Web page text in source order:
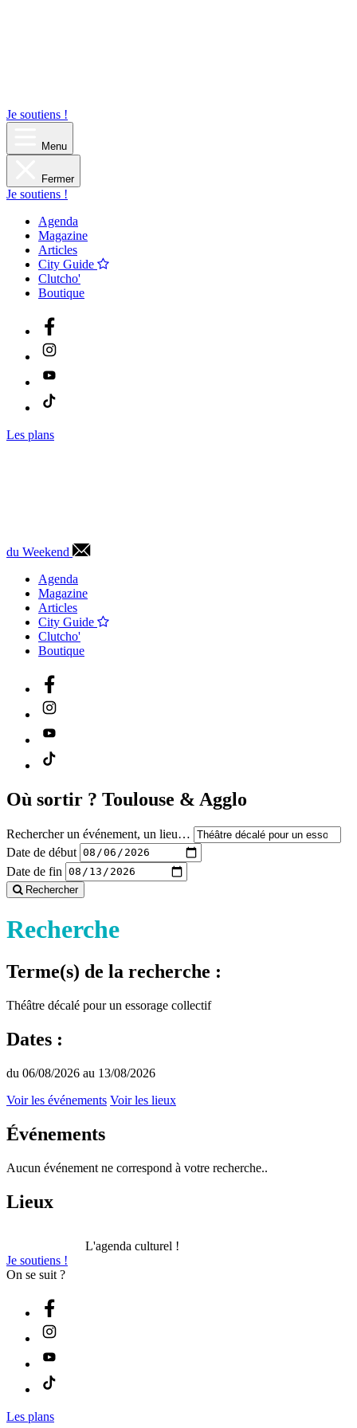
Je soutiens !
Menu
Fermer
Je soutiens !
Agenda
Magazine
Articles
City Guide
Clutcho'
Boutique
Les plans
du Weekend
Agenda
Magazine
Articles
City Guide
Clutcho'
Boutique
Où sortir ? Toulouse & Agglo
Rechercher un événement, un lieu…
Date de début
Date de fin
Rechercher
Recherche
Terme(s) de la recherche :
Théâtre décalé pour un essorage collectif
Dates :
du 06/08/2026 au 13/08/2026
Voir les événements Voir les lieux
Événements
Aucun événement ne correspond à votre recherche..
Lieux
L'agenda culturel !
Je soutiens !
On se suit ?
Les plans